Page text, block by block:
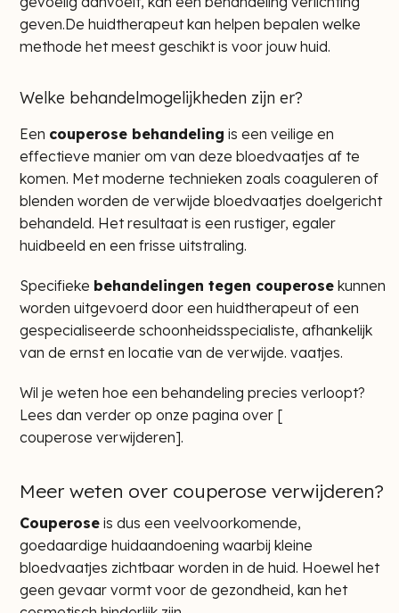
geven.De huidtherapeut kan helpen bepalen welke
methode het meest geschikt is voor jouw huid.
Welke behandelmogelijkheden zijn er?
Een couperose behandeling is een veilige en
effectieve manier om van deze bloedvaatjes af te
komen. Met moderne technieken zoals coaguleren of
blenden worden de verwijde bloedvaatjes doelgericht
behandeld. Het resultaat is een rustiger, egaler
huidbeeld en een frisse uitstraling.
Specifieke behandelingen tegen couperose kunnen
worden uitgevoerd door een huidtherapeut of een
gespecialiseerde schoonheidsspecialiste, afhankelijk
van de ernst en locatie van de verwijde. vaatjes.
Wil je weten hoe een behandeling precies verloopt?
Lees dan verder op onze pagina over [
couperose verwijderen].
Meer weten over couperose verwijderen?
Couperose is dus een veelvoorkomende,
goedaardige huidaandoening waarbij kleine
bloedvaatjes zichtbaar worden in de huid. Hoewel het
geen gevaar vormt voor de gezondheid, kan het